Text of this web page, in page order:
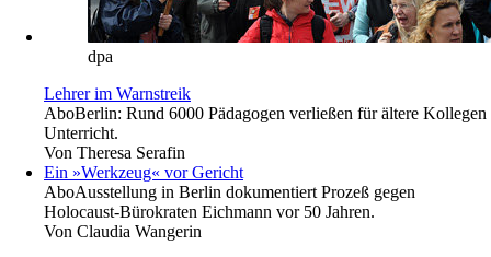
dpa
Lehrer im Warnstreik
AboBerlin: Rund 6000 Pädagogen verließen für ältere Kollegen
Unterricht.
Von Theresa Serafin
Ein »Werkzeug« vor Gericht
AboAusstellung in Berlin dokumentiert Prozeß gegen
Holocaust-Bürokraten Eichmann vor 50 Jahren.
Von Claudia Wangerin